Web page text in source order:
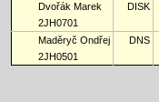
Dvořák Marek
DISK
2JH0701
Maděryč Ondřej
DNS
2JH0501